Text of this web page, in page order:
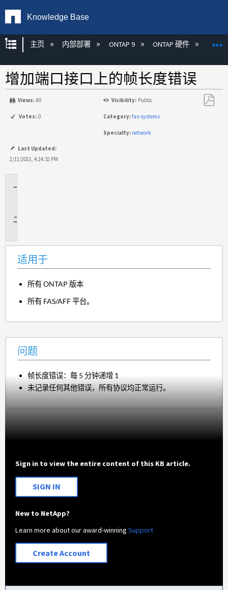
Knowledge Base
扩展/隐缩全局层次
主页 内部部署 ONTAP 9 ONTAP 硬件
增加端口接口上的帧长度错误
Views: 80 Visibility: Public
Votes: 0 Category:fas-systems
Specialty: network
Last Updated:
2/11/2021, 4:24:32 PM
适用于
所有 ONTAP 版本
所有 FAS/AFF 平台。
问题
帧长度错误：每 5 分钟递增 1
未记录任何其他错误，所有协议均正常运行。
Sign in to view the entire content of this KB article.
SIGN IN
New to NetApp?
Learn more about our award-winningSupport
Create Account